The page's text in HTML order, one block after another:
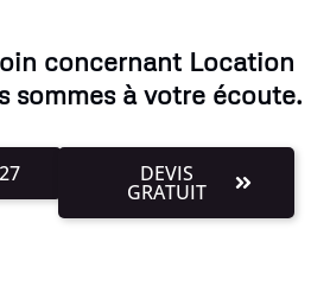
concernant Location
sommes à votre écoute.
DEVIS
GRATUIT